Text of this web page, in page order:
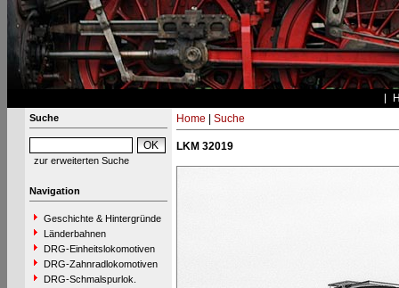
Suche
zur erweiterten Suche
Navigation
Geschichte & Hintergründe
Länderbahnen
DRG-Einheitslokomotiven
DRG-Zahnradlokomotiven
DRG-Schmalspurlok.
Home Suche
LKM 32019